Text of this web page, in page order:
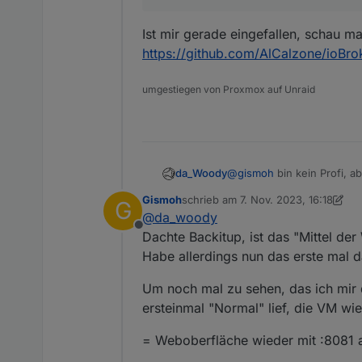
Nov 07 15:12:37
Nov 07 15:12:37
Nov 07 15:12:37
[    4.265674]
[    4.265696] NET:
[    4.265698]
[    4.265744]
[    5.478986]
[    5.478990]
[    5.478994]
[    5.481078]
npm ERR! code 1npm
host.ioBrokerVM
und
Ist mir gerade eingefallen, schau
https://github.com/AlCalzone/
umgestiegen von Proxmox auf Unraid
da_Woody@gismoh bin kein Profi,
8081 verbogen.
G
Offline
Gismohschrieb am 7. Nov. 2023, 16:18
zuletzt editiert von Gismoh11. Juli
@da_woody
Dachte Backitup, ist das "Mittel der
Habe allerdings nun das erste mal
Um noch mal zu sehen, das ich
ersteinmal "Normal" lief, die VM
= Weboberfläche wieder mit :8081